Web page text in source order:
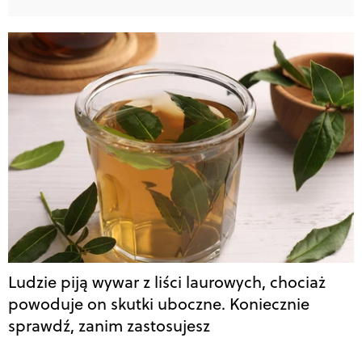
Ludzie piją wywar z liści laurowych, chociaż
powoduje on skutki uboczne. Koniecznie
sprawdź, zanim zastosujesz